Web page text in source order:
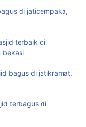
di jaticempaka,
terbaik di
bekasi
bagus di jatikramat,
terbagus di